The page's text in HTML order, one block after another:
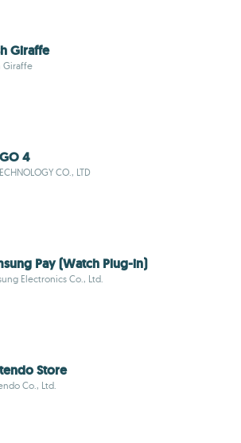
Giraffe
Giraffe
4
CO., LTD
Pay (Watch Plug-in)
Electronics Co., Ltd.
Store
Co., Ltd.